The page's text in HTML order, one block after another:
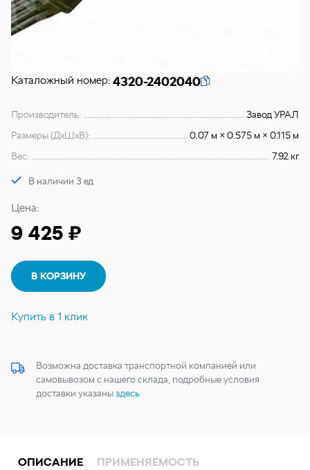
Каталожный номер: 4320-2402040
Производитель:
Завод УРАЛ
Размеры (ДхШхВ):
0.07 м × 0.575 м × 0.115 м
Вес:
7.92 кг
В наличии 3 ед
Цена:
9 425 ₽
В КОРЗИНУ
Купить в 1 клик
Возможна доставка транспортной компанией или
самовывозом с нашего склада, подробные условия
доставки указаныздесь
ОПИСАНИЕ ПРИМЕНЯЕМОСТЬ